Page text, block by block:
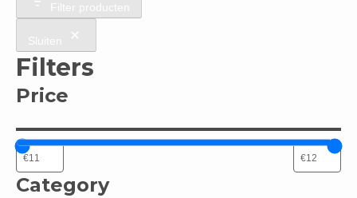
Filter producten
Sluiten
Filters
Price
Category